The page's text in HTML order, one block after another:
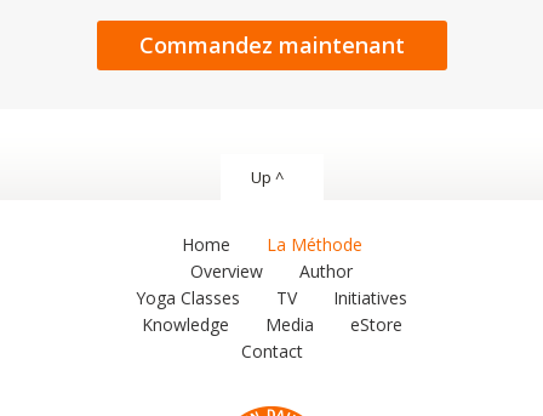
Commandez maintenant
Up ^
Home
La Méthode
Overview
Author
Yoga Classes
TV
Initiatives
Knowledge
Media
eStore
Contact